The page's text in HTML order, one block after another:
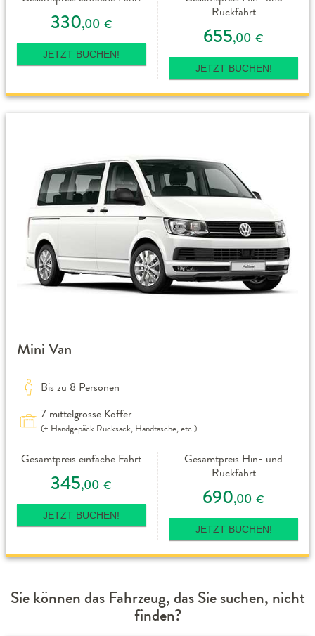
330,00 €
JETZT BUCHEN!
Rückfahrt
655,00 €
JETZT BUCHEN!
Mini Van
Bis zu 8 Personen
7 mittelgrosse Koffer
(+ Handgepäck Rucksack, Handtasche, etc.)
Gesamtpreis einfache Fahrt
345,00 €
JETZT BUCHEN!
Gesamtpreis Hin- und
Rückfahrt
690,00 €
JETZT BUCHEN!
Sie können das Fahrzeug, das Sie suchen, nicht
finden?